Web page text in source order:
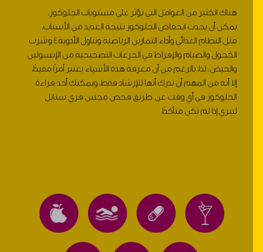
هناك الكثير من العوامل التي تؤثر على مستويات الجلوكوز.
يمكن أن يحدث انخفاض الجلوكوز نتيجة العديد من الأسباب،
مثل النظام الغذائي وأداء التمارين الرياضية وتناول الأدوية4 وشرب
الكحول والصيام والإفراط في الجرعات التصحيحية من الإنسولين
والحيض. لذا، بالرغم من أن معرفة هذه الأشياء يعتبر أمرًا مفيدًا،
إلا أنه من المهم أن تدرك أنها للإرشاد فقط، ويمكنك أخذ قراءة
الجلوكوز في أي وقت عن طريق فحص مجس فري ستايل
ليبري إذا لم تكن متأكدًا.